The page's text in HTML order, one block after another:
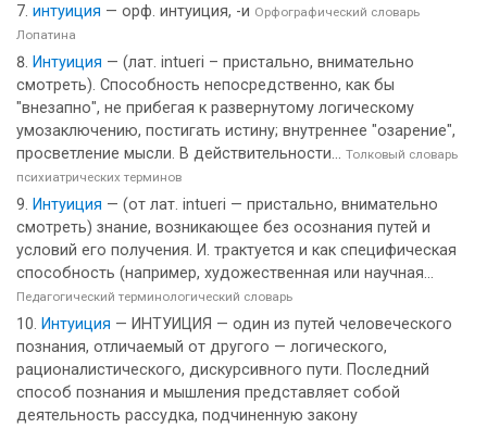
интуиция — орф. интуиция, -и Орфографический словарь
Лопатина
Интуиция — (лат. intueri – пристально, внимательно
смотреть). Способность непосредственно, как бы
"внезапно", не прибегая к развернутому логическому
умозаключению, постигать истину; внутреннее "озарение",
просветление мысли. В действительности... Толковый словарь
психиатрических терминов
Интуиция — (от лат. intueri — пристально, внимательно
смотреть) знание, возникающее без осознания путей и
условий его получения. И. трактуется и как специфическая
способность (например, художественная или научная...
Педагогический терминологический словарь
Интуиция — ИНТУИЦИЯ — один из путей человеческого
познания, отличаемый от другого — логического,
рационалистического, дискурсивного пути. Последний
способ познания и мышления представляет собой
деятельность рассудка, подчиненную закону